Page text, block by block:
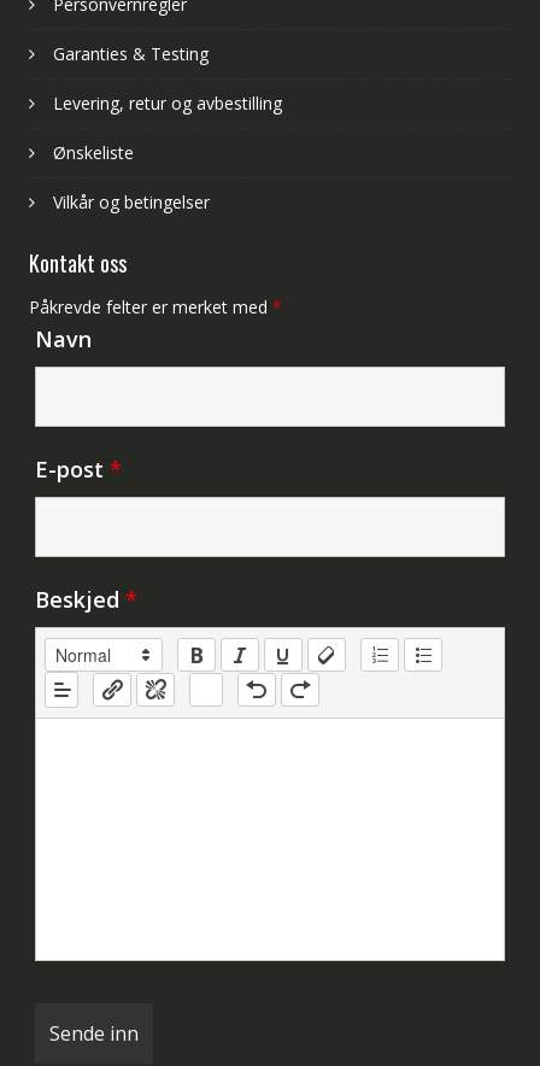
Garanties & Testing
Levering, retur og avbestilling
Ønskeliste
Vilkår og betingelser
Kontakt oss
Påkrevde felter er merket med *
Navn
E-post *
Beskjed *